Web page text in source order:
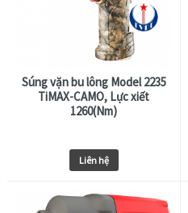
Súng vặn bu lông Model 2235
TiMAX-CAMO, Lực xiết
1260(Nm)
Liên hệ